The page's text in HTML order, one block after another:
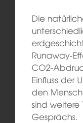
Die
Runaway-
CO2-
Einfluss der
den
sind weitere
Gesprächs.